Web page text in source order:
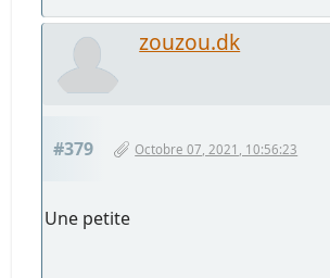
zouzou.dk
#379 Octobre 07, 2021, 10:56:23
Une petite